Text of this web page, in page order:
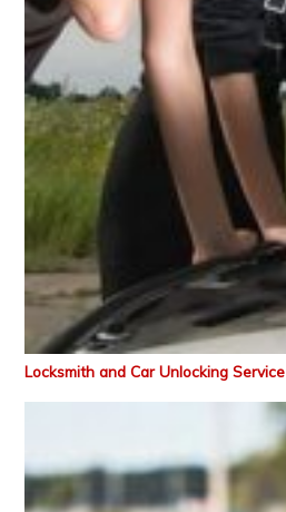
Locksmith and Car Unlocking Service